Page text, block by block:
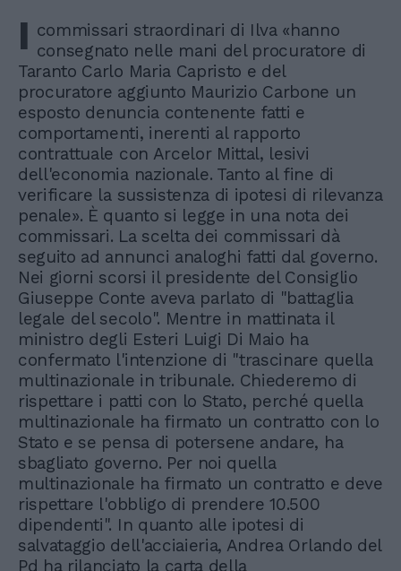
I commissari straordinari di Ilva «hanno
consegnato nelle mani del procuratore di
Taranto Carlo Maria Capristo e del
procuratore aggiunto Maurizio Carbone un
esposto denuncia contenente fatti e
comportamenti, inerenti al rapporto
contrattuale con Arcelor Mittal, lesivi
dell'economia nazionale. Tanto al fine di
verificare la sussistenza di ipotesi di rilevanza
penale». È quanto si legge in una nota dei
commissari. La scelta dei commissari dà
seguito ad annunci analoghi fatti dal governo.
Nei giorni scorsi il presidente del Consiglio
Giuseppe Conte aveva parlato di "battaglia
legale del secolo". Mentre in mattinata il
ministro degli Esteri Luigi Di Maio ha
confermato l'intenzione di "trascinare quella
multinazionale in tribunale. Chiederemo di
rispettare i patti con lo Stato, perché quella
multinazionale ha firmato un contratto con lo
Stato e se pensa di potersene andare, ha
sbagliato governo. Per noi quella
multinazionale ha firmato un contratto e deve
rispettare l'obbligo di prendere 10.500
dipendenti". In quanto alle ipotesi di
salvataggio dell'acciaieria, Andrea Orlando del
Pd ha rilanciato la carta della